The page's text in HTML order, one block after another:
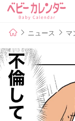
ニュース マ